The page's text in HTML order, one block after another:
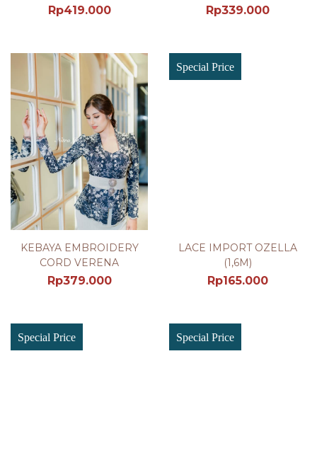
Rp419.000 Rp339.000
KEBAYA EMBROIDERY
CORD VERENA
Rp379.000
Special Price
LACE IMPORT OZELLA
(1,6M)
Rp165.000
Special Price Special Price